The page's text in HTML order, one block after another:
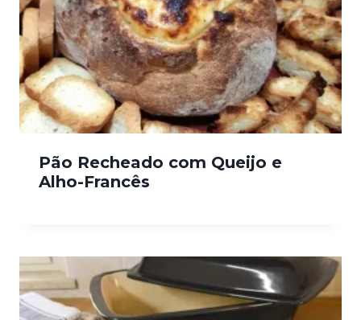
Pão Recheado com Queijo e
Alho-Francês